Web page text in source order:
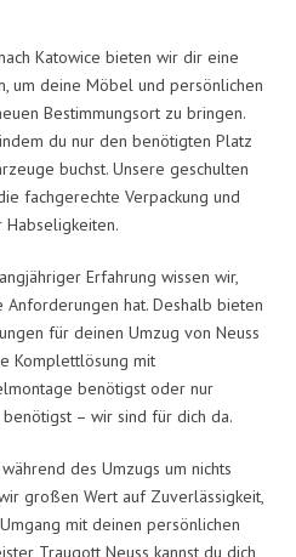
Katowice bieten wir dir eine
um deine Möbel und persönlichen
Bestimmungsort zu bringen.
du nur den benötigten Platz
buchst. Unsere geschulten
fachgerechte Verpackung und
Erfahrung wissen wir,
hat. Deshalb bieten
für deinen Umzug von Neuss
Komplettlösung mit
benötigst oder nur
– wir sind für dich da.
des Umzugs um nichts
großen Wert auf Zuverlässigkeit,
mit deinen persönlichen
Traugott Neuss kannst du dich